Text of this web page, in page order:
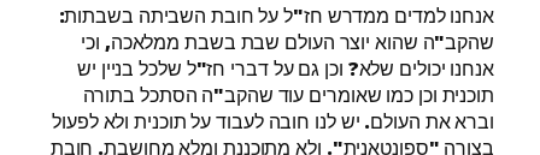
אנחנו למדים ממדרש חז"ל על חובת השביתה בשבתות:
שהקב"ה שהוא יוצר העולם שבת בשבת ממלאכה, וכי
אנחנו יכולים שלא? וכן גם על דברי חז"ל שלכל בניין יש
תוכנית וכן כמו שאומרים עוד שהקב"ה הסתכל בתורה
וברא את העולם. יש לנו חובה לעבוד על תוכנית ולא לפעול
בצורה "ספונטאנית". ולא מתוכננת ומלא מחושבת. חובת